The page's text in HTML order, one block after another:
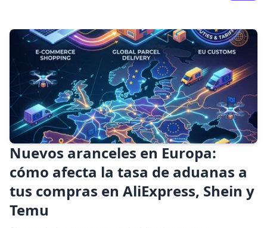
Nuevos aranceles en Europa:
cómo afecta la tasa de aduanas a
tus compras en AliExpress, Shein y
Temu